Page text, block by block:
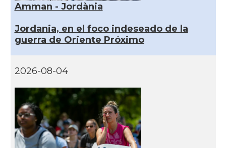
Amman - Jordània
Jordania, en el foco indeseado de la
guerra de Oriente Próximo
2026-08-04